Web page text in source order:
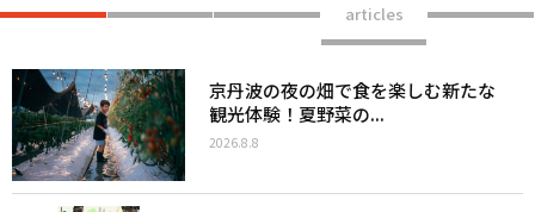
articles
京丹波の夜の畑で食を楽しむ新たな
観光体験！夏野菜の...
2026.8.8